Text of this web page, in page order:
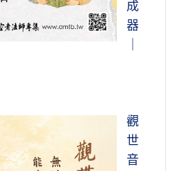
成
器
觀
世
音